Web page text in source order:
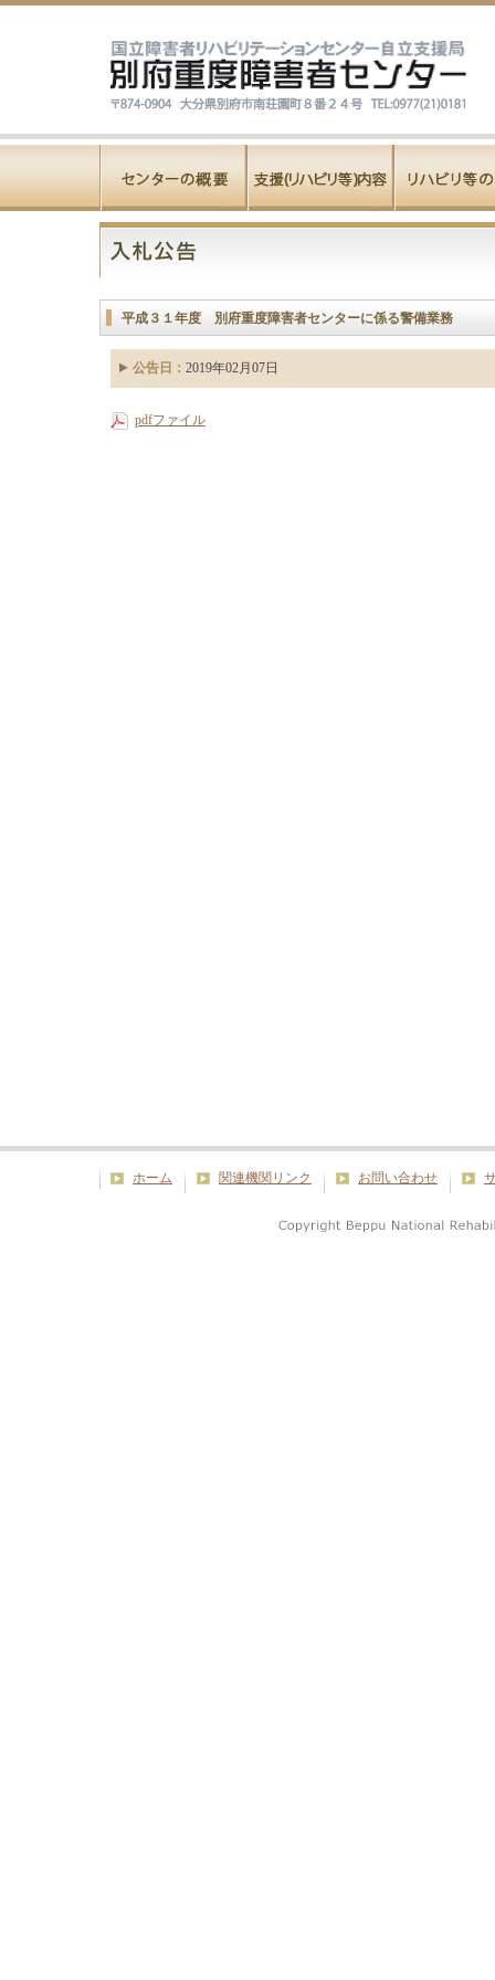
平成３１年度 別府重度障害者センターに係る警備業務
公告日： 2019年02月07日
pdfファイル
ホーム 関連機関リンク お問い合わせ